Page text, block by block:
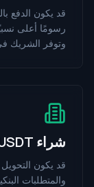
قد يكون الدفع
رسومًا أعلى
وتوفر الشريك
شراء USDT عبر التحويل البنكي
قد يكون التحويل
والمتطلبات